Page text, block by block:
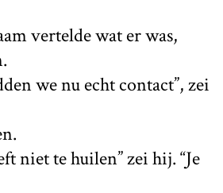
vertelde wat er was,
we nu echt contact”, zei
niet te huilen” zei hij. “Je